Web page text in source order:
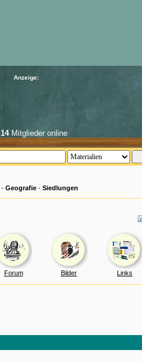
Anzeige:
14Mitglieder online
- Geografie - Siedlungen
Forum Bilder Links